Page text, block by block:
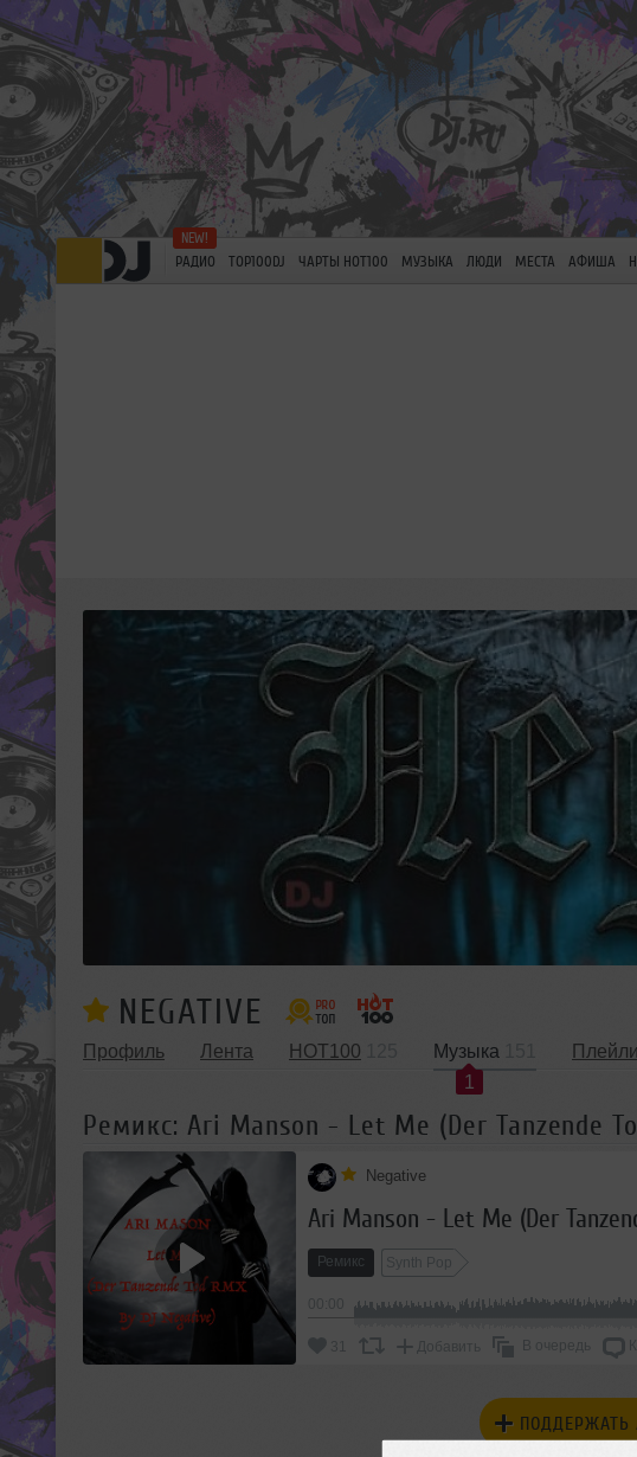
РАДИО TOP100DJ ЧАРТЫ HOT100 МУЗЫКА ЛЮДИ МЕСТА АФИША
NEGATIVE
Профиль Лента HOT100
Музыка
1
Ремикс: Ari Manson - Let Me (Der Tanzende
Negative
Ari Manson - Let Me (Der
Ремикс Synth Pop
31 Добавить В очередь
ПОДДЕРЖАТЬ